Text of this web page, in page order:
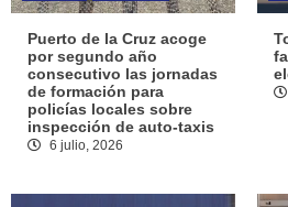
Puerto de la Cruz acoge
por segundo año
consecutivo las jornadas
de formación para
policías locales sobre
inspección de auto-taxis
6 julio, 2026